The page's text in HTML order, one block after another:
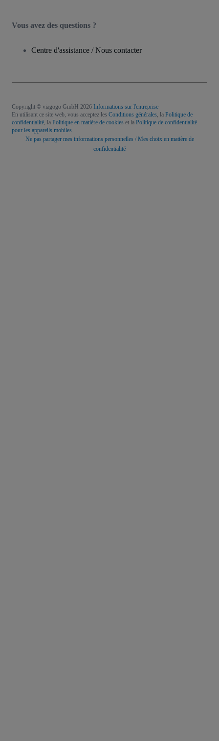
Vous avez des questions ?
Centre d'assistance / Nous contacter
Copyright © viagogo GmbH 2026 Informations sur l'entreprise
En utilisant ce site web, vous acceptez les Conditions générales , la Politique de
confidentialité , la Politique en matière de cookies et la Politique de confidentialité
pour les appareils mobiles
Ne pas partager mes informations personnelles / Mes choix en matière de
confidentialité